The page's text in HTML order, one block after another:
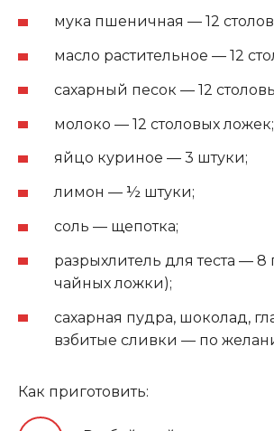
мука пшеничная — 12
масло растительное — 12
сахарный песок — 12
молоко — 12 столовых ложек;
яйцо куриное — 3 штуки;
лимон — ½ штуки;
соль — щепотка;
разрыхлитель для теста — 8
чайных ложки);
сахарная пудра, шоколад,
взбитые сливки — по
Как приготовить: